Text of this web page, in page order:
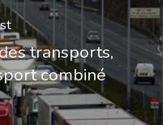
transports,
combiné